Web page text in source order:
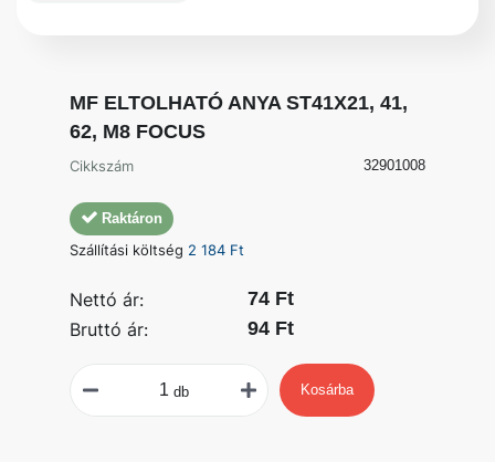
MF ELTOLHATÓ ANYA ST41X21, 41,
62, M8 FOCUS
Cikkszám 32901008
Raktáron
Szállítási költség 2 184 Ft
Nettó ár:
74 Ft
Bruttó ár:
94 Ft
db Kosárba